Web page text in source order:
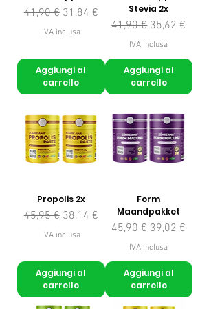
Prezzo regolare
41,90 € Prezzo scontato
31,84 €
IVA inclusa
Aggiungi al
carrello
Stevia 2x
Prezzo regolare
41,90 € Prezzo scontato
35,62 €
IVA inclusa
Aggiungi al
carrello
Propolis 2x
Prezzo regolare
45,95 € Prezzo scontato
38,14 €
IVA inclusa
Aggiungi al
carrello
Form
Maandpakket
Prezzo regolare
45,90 € Prezzo scontato
39,02 €
IVA inclusa
Aggiungi al
carrello